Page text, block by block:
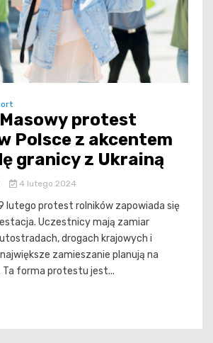
protest
Polsce z akcentem
granicy z Ukrainą
4 lutego 2024
lutego protest rolników zapowiada się
Uczestnicy mają zamiar
drogach krajowych i
zamieszanie planują na
Ta forma protestu jest...